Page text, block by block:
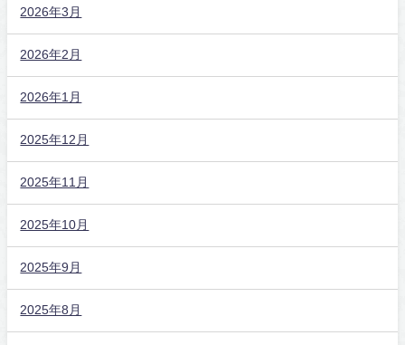
2026年3月
2026年2月
2026年1月
2025年12月
2025年11月
2025年10月
2025年9月
2025年8月